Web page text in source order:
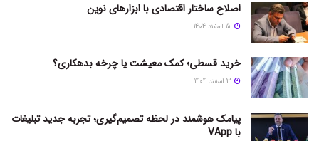
اصلاح ساختار اقتصادی با ابزارهای نوین
خرید قسطی؛ کمک معیشت یا چرخه بدهکاری؟
پیامک هوشمند در لحظه تصمیم‌گیری؛ تجربه جدید تبلیغات
با VApp